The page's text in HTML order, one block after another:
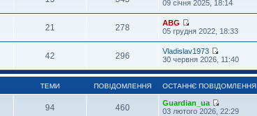
09 січня 2025, 18:14
21 278
ABG
05 грудня 2022, 18:33
42 296
Vladislav1973
30 червня 2026, 11:40
ТЕМИ ПОВІДОМЛЕННЯ ОСТАННЄ ПОВІДОМЛЕННЯ
94 460
Guardian_ua
03 лютого 2026, 22:29